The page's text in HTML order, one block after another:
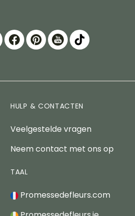
HULP & CONTACTEN
Veelgestelde vragen
Neem contact met ons op
TAAL
Promessedefleurs.com